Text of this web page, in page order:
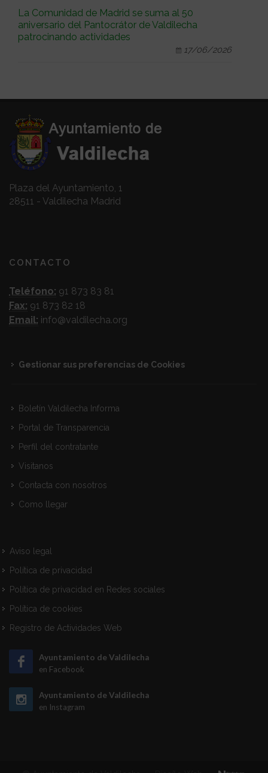
La Comunidad de Madrid se suma al 50
aniversario del Pantocrátor de Valdilecha
patrocinando actividades
17/06/2026
Plaza del Ayuntamiento, 1
28511 - Valdilecha Madrid
CONTACTO
Teléfono: 91 873 83 81
Fax: 91 873 82 18
Email: info@valdilecha.org
Gestionar sus preferencias de Cookies
Boletín Valdilecha Informa
Portal de Transparencia
Perfil del contratante
Visitanos
Contacta con nosotros
Como llegar
Aviso legal
Política de privacidad
Política de privacidad en Redes sociales
Política de cookies
Registro de Actividades Web
Ayuntamiento de Valdilecha
en Facebook
Ayuntamiento de Valdilecha
en Instagram